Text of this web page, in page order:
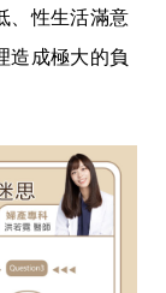
、性生活滿意
造成極大的負